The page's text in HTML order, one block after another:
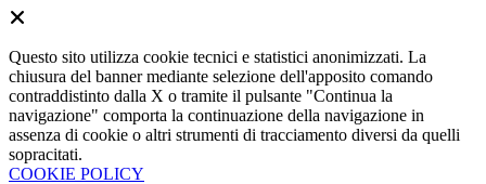
Questo sito utilizza cookie tecnici e statistici anonimizzati. La
chiusura del banner mediante selezione dell'apposito comando
contraddistinto dalla X o tramite il pulsante "Continua la
navigazione" comporta la continuazione della navigazione in
assenza di cookie o altri strumenti di tracciamento diversi da quelli
sopracitati.
COOKIE POLICY